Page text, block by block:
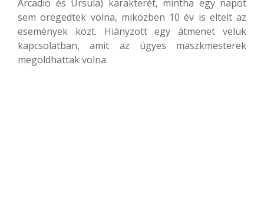
Arcadio és Ursula) karakterét, mintha egy napot
sem öregedtek volna, miközben 10 év is eltelt az
események közt. Hiányzott egy átmenet velük
kapcsolatban, amit az ügyes maszkmesterek
megoldhattak volna.